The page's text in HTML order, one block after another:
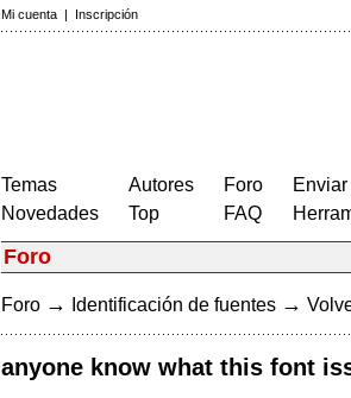
Mi cuenta | Inscripción
Temas
Novedades
Autores
Top
Foro
FAQ
Foro
Foro → Identificación de fuentes →
anyone know what this font